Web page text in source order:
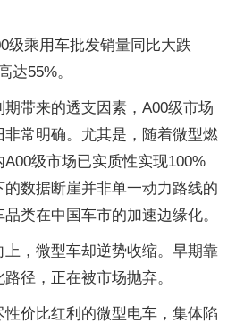
级乘用车批发销量同比大跌
达55%。
带来的透支因素，A00级市场
常明确。尤其是，随着微型燃
级市场已实质性实现100%
数据断崖并非单一动力路线的
类在中国车市的加速边缘化。
上，微型车却逆势收缩。早期靠
径，正在被市场抛弃。
价比红利的微型电车，集体陷